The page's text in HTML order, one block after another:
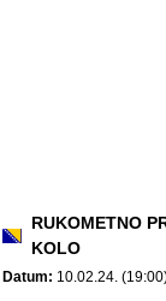
RUKOMETNO
KOLO
Datum: 10.02.24.